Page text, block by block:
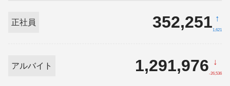
正社員 352,251 ↑
1,621
アルバイト 1,291,976 ↓
-26,536